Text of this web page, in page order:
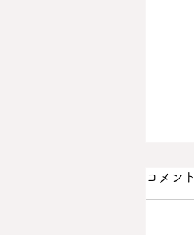
コメント